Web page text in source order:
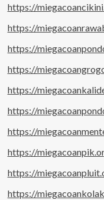
https://
https://
https://
https://
https://
https://
https://
https://
https://
https://